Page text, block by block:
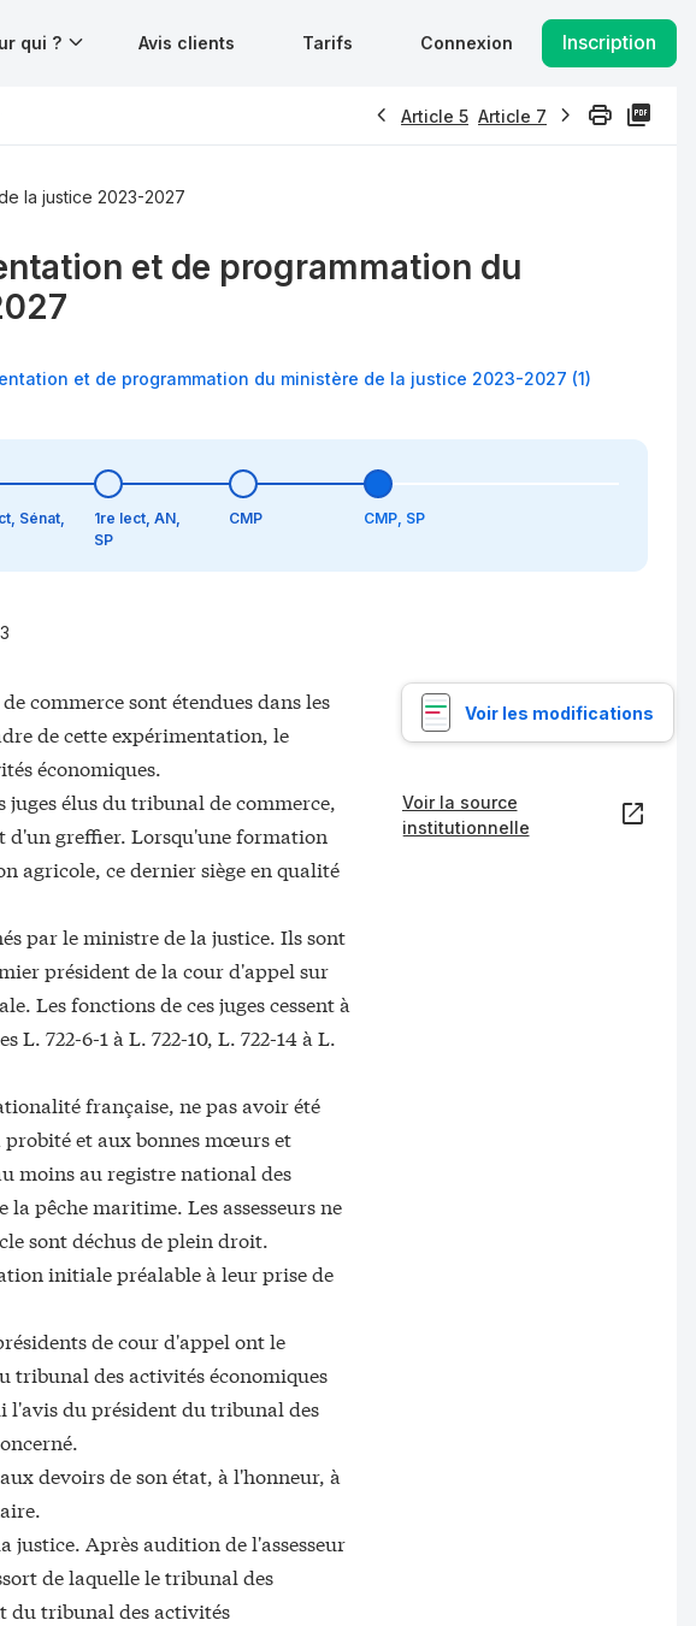
qui ? Avis clients Tarifs Connexion Inscription
Article 5 Article 7
la justice 2023-2027
et de programmation du
et de programmation du ministère de la justice 2023-2027 (1)
Sénat,
1re lect, AN,
SP
CMP CMP, SP
commerce sont étendues dans les
de cette expérimentation, le
économiques.
juges élus du tribunal de commerce,
d'un greffier. Lorsqu'une formation
agricole, ce dernier siège en qualité
par le ministre de la justice. Ils sont
président de la cour d'appel sur
Les fonctions de ces juges cessent à
722-6-1 à L. 722-10, L. 722-14 à L.
française, ne pas avoir été
probité et aux bonnes mœurs et
moins au registre national des
pêche maritime. Les assesseurs ne
sont déchus de plein droit.
initiale préalable à leur prise de
de cour d'appel ont le
tribunal des activités économiques
l'avis du président du tribunal des
devoirs de son état, à l'honneur, à
Après audition de l'assesseur
de laquelle le tribunal des
du tribunal des activités
Voir les modifications
Voir la source
institutionnelle